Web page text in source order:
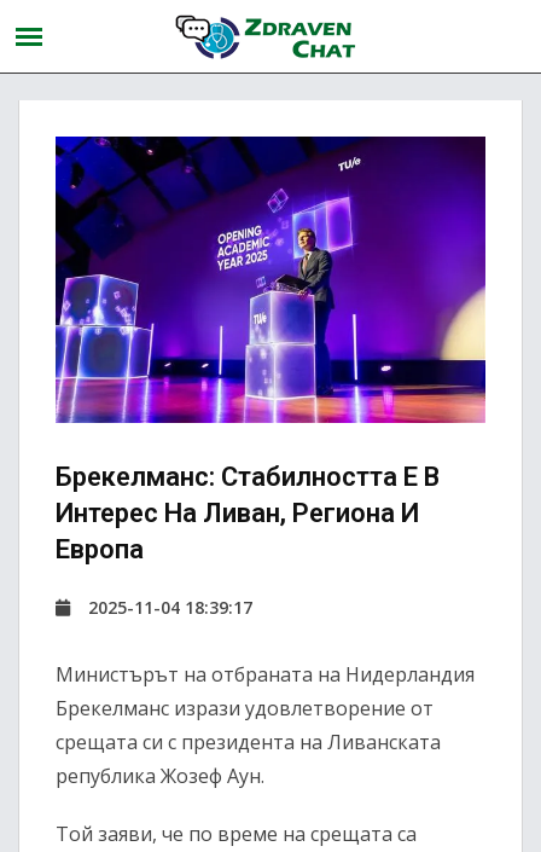
Брекелманс: Стабилността Е В
Интерес На Ливан, Региона И
Европа
2025-11-04 18:39:17
Министърът на отбраната на Нидерландия
Брекелманс изрази удовлетворение от
срещата си с президента на Ливанската
република Жозеф Аун.
Той заяви, че по време на срещата са